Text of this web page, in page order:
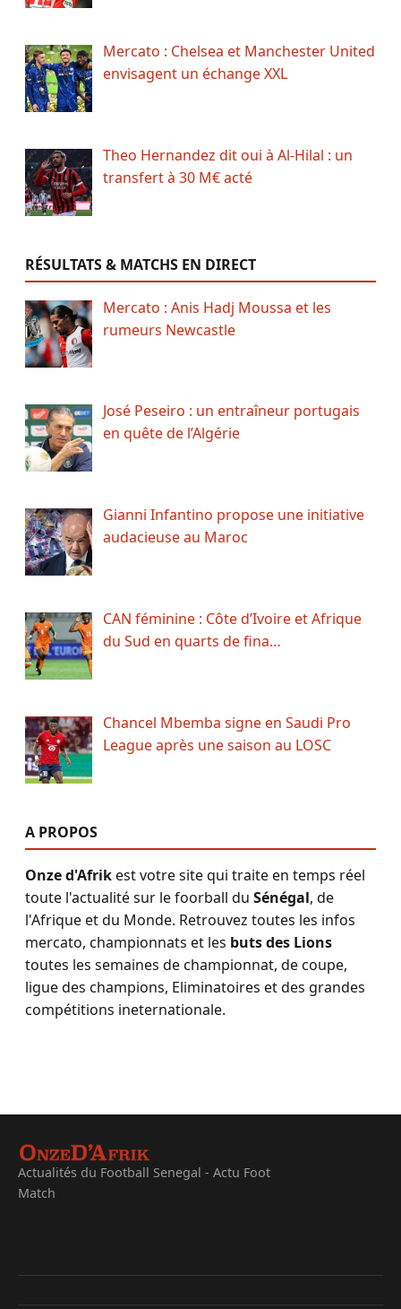
Mercato : Chelsea et Manchester United
envisagent un échange XXL
Theo Hernandez dit oui à Al-Hilal : un
transfert à 30 M€ acté
RÉSULTATS & MATCHS EN DIRECT
Mercato : Anis Hadj Moussa et les
rumeurs Newcastle
José Peseiro : un entraîneur portugais
en quête de l’Algérie
Gianni Infantino propose une initiative
audacieuse au Maroc
CAN féminine : Côte d’Ivoire et Afrique
du Sud en quarts de fina…
Chancel Mbemba signe en Saudi Pro
League après une saison au LOSC
A PROPOS
Onze d'Afrikest votre site qui traite en temps réel
toute l'actualité sur le foorball du Sénégal, de
l'Afrique et du Monde. Retrouvez toutes les infos
mercato, championnats et les buts des Lions
toutes les semaines de championnat, de coupe,
ligue des champions, Eliminatoires et des grandes
compétitions ineternationale.
Actualités du Football Senegal - Actu Foot
Match